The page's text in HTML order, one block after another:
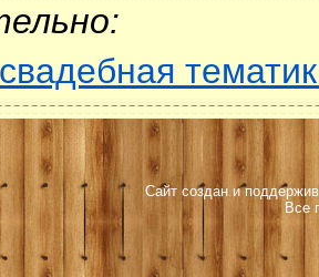
свадебная
Сайт создан и
Все